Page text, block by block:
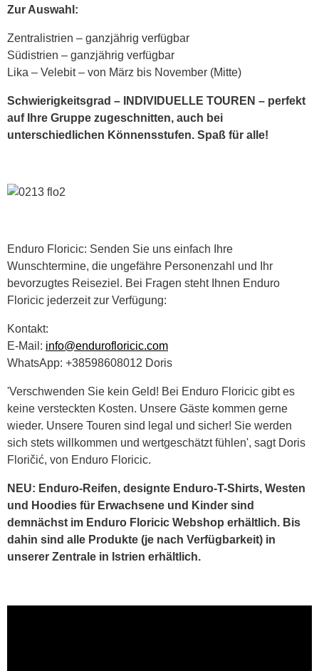
Zur Auswahl:
Zentralistrien – ganzjährig verfügbar
Südistrien – ganzjährig verfügbar
Lika – Velebit – von März bis November (Mitte)
Schwierigkeitsgrad – INDIVIDUELLE TOUREN – perfekt
auf Ihre Gruppe zugeschnitten, auch bei
unterschiedlichen Könnensstufen. Spaß für alle!
Enduro Floricic: Senden Sie uns einfach Ihre
Wunschtermine, die ungefähre Personenzahl und Ihr
bevorzugtes Reiseziel. Bei Fragen steht Ihnen Enduro
Floricic jederzeit zur Verfügung:
Kontakt:
E-Mail: info@endurofloricic.com
WhatsApp: +38598608012 Doris
'Verschwenden Sie kein Geld! Bei Enduro Floricic gibt es
keine versteckten Kosten. Unsere Gäste kommen gerne
wieder. Unsere Touren sind legal und sicher! Sie werden
sich stets willkommen und wertgeschätzt fühlen', sagt Doris
Floričić, von Enduro Floricic.
NEU: Enduro-Reifen, designte Enduro-T-Shirts, Westen
und Hoodies für Erwachsene und Kinder sind
demnächst im Enduro Floricic Webshop erhältlich. Bis
dahin sind alle Produkte (je nach Verfügbarkeit) in
unserer Zentrale in Istrien erhältlich.